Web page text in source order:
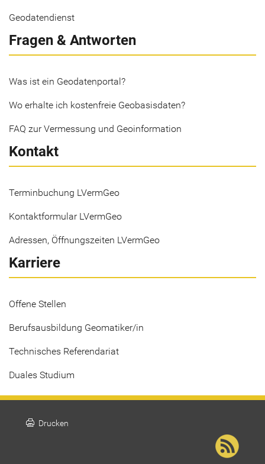
Geodatendienst
Fragen & Antworten
Was ist ein Geodatenportal?
Wo erhalte ich kostenfreie Geobasisdaten?
FAQ zur Vermessung und Geoinformation
Kontakt
Terminbuchung LVermGeo
Kontaktformular LVermGeo
Adressen, Öffnungszeiten LVermGeo
Karriere
Offene Stellen
Berufsausbildung Geomatiker/in
Technisches Referendariat
Duales Studium
print Drucken